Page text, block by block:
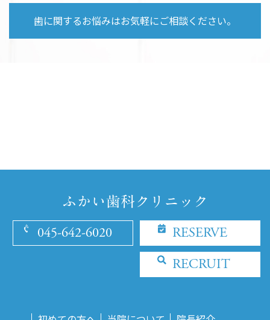
歯に関するお悩みはお気軽にご相談ください。
045-642-6020
RESERVE
RECRUIT